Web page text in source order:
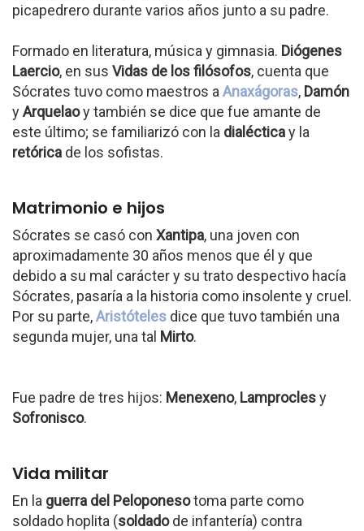
picapedrero durante varios años junto a su padre.
Formado en literatura, música y gimnasia. Diógenes
Laercio, en sus Vidas de los filósofos, cuenta que
Sócrates tuvo como maestros a Anaxágoras, Damón
yArquelaoy también se dice que fue amante de
este último; se familiarizó con la dialécticay la
retórica de los sofistas.
Matrimonio e hijos
Sócrates se casó con Xantipa, una joven con
aproximadamente 30 años menos que él y que
debido a su mal carácter y su trato despectivo hacía
Sócrates, pasaría a la historia como insolente y cruel.
Por su parte,Aristóteles dice que tuvo también una
segunda mujer, una tal Mirto.
Fue padre de tres hijos: Menexeno, Lamproclesy
Sofronisco.
Vida militar
En la guerra del Peloponesotoma parte como
soldado hoplita (soldadode infantería) contra